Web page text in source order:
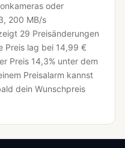
oder
200 MB/s
29 Preisänderungen
Preis lag bei 14,99 €
Preis 14,3% unter dem
Preisalarm kannst
dein Wunschpreis